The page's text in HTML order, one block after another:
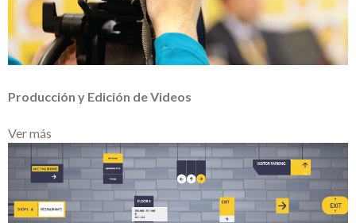
Producción y Edición de Videos
Ver más